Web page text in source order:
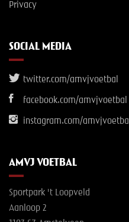
Privacy
SOCIAL MEDIA
twitter.com/amvjvoetbal
facebook.com/amvjvoetbal
instagram.com/amvjvoetbal
AMVJ VOETBAL
Sportpark 't Loopveld
Aanloop 2